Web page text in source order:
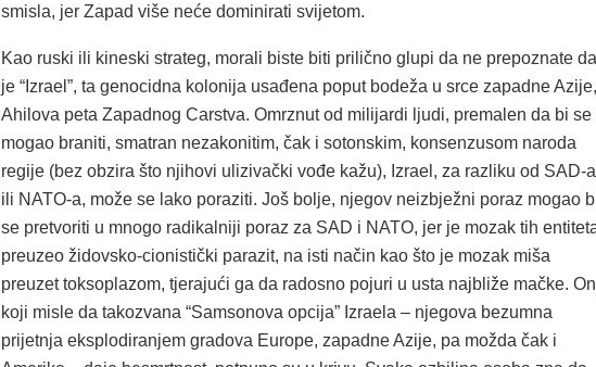
smisla, jer Zapad više neće dominirati svijetom.
Kao ruski ili kineski strateg, morali biste biti prilično glupi da ne prepoznate da
je “Izrael”, ta genocidna kolonija usađena poput bodeža u srce zapadne Azije,
Ahilova peta Zapadnog Carstva. Omrznut od milijardi ljudi, premalen da bi se
mogao braniti, smatran nezakonitim, čak i sotonskim, konsenzusom naroda
regije (bez obzira što njihovi ulizivački vođe kažu), Izrael, za razliku od SAD-a
ili NATO-a, može se lako poraziti. Još bolje, njegov neizbježni poraz mogao
se pretvoriti u mnogo radikalniji poraz za SAD i NATO, jer je mozak tih
preuzeo židovsko-cionistički parazit, na isti način kao što je mozak miša
preuzet toksoplazom, tjerajući ga da radosno pojuri u usta najbliže mačke.
koji misle da takozvana “Samsonova opcija” Izraela – njegova bezumna
prijetnja eksplodiranjem gradova Europe, zapadne Azije, pa možda čak i